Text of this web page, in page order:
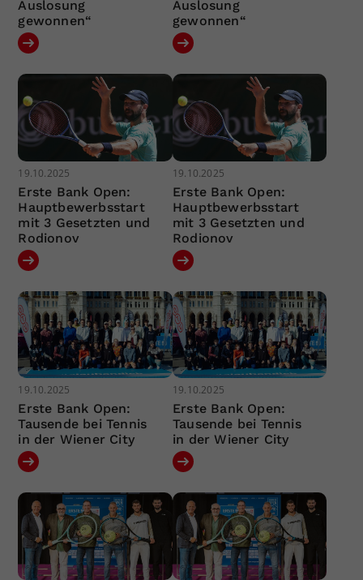
Auslosung
gewonnen“
Auslosung
gewonnen“
19.10.2025
Erste Bank Open:
Hauptbewerbsstart
mit 3 Gesetzten und
Rodionov
19.10.2025
Erste Bank Open:
Hauptbewerbsstart
mit 3 Gesetzten und
Rodionov
19.10.2025
Erste Bank Open:
Tausende bei Tennis
in der Wiener City
19.10.2025
Erste Bank Open:
Tausende bei Tennis
in der Wiener City